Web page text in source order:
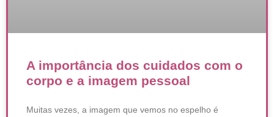
A importância dos cuidados com o
corpo e a imagem pessoal
Muitas vezes, a imagem que vemos no espelho é